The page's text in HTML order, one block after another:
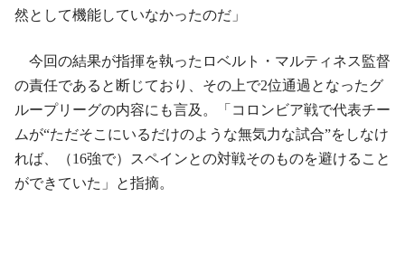
然として機能していなかったのだ」
今回の結果が指揮を執ったロベルト・マルティネス監督
の責任であると断じており、その上で2位通過となったグ
ループリーグの内容にも言及。「コロンビア戦で代表チー
ムが“ただそこにいるだけのような無気力な試合”をしなけ
れば、（16強で）スペインとの対戦そのものを避けること
ができていた」と指摘。